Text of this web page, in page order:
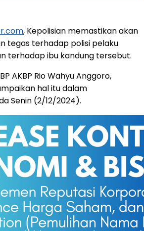
, Kepolisian memastikan akan
tegas terhadap polisi pelaku
terhadap ibu kandung tersebut.
AKBP Rio Wahyu Anggoro,
hal itu dalam
Senin (2/12/2024).